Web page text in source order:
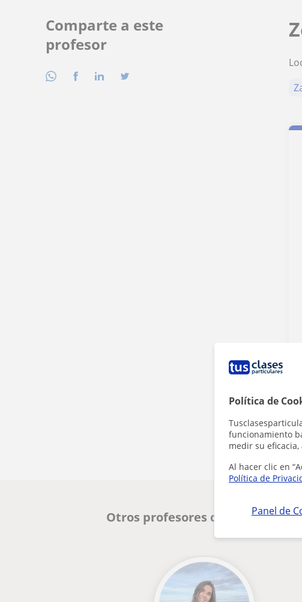
Política de
funcionamiento
medir su
Al hacer clic en
Política de
Panel de
Comparte a este
profesor
Otros profesores de Euskera en